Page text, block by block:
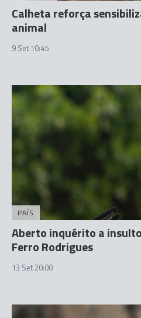
Calheta reforça
animal
9 Set 10:45
PAÍS
Aberto inquérito a
Ferro Rodrigues
13 Set 20:00